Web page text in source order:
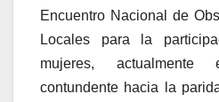
Encuentro Nacional de
Locales para la
mujeres,
contundente hacia la